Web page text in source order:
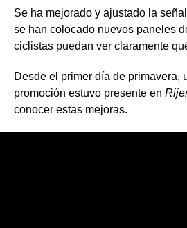
Se ha mejorado y ajustado la
se han colocado nuevos paneles
ciclistas puedan ver claramente
Desde el primer día de primavera,
promoción estuvo presente en
conocer estas mejoras.